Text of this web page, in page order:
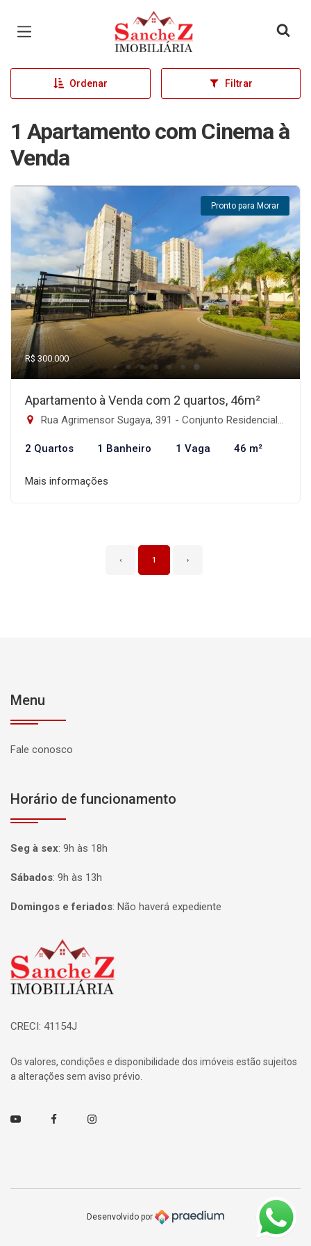
Página inicial
Ordenar Filtrar
1 Apartamento com Cinema à
Venda
Pronto para Morar
R$ 300.000
Apartamento à Venda com 2 quartos, 46m²
Rua Agrimensor Sugaya, 391 - Conjunto Residencial José Bonifácio, São Paulo-SP
2 Quartos 1 Banheiro 1 Vaga 46 m²
Mais informações
‹ 1 ›
Menu
Fale conosco
Horário de funcionamento
Seg à sex: 9h às 18h
Sábados: 9h às 13h
Domingos e feriados: Não haverá expediente
Página inicial
CRECI: 41154J
Os valores, condições e disponibilidade dos imóveis estão sujeitos
a alterações sem aviso prévio.
Youtube FacebookInstagram
Desenvolvido por